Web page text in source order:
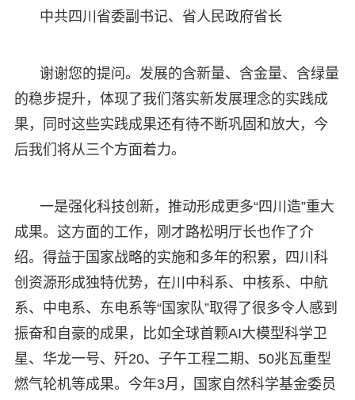
中共四川省委副书记、省人民政府省长
谢谢您的提问。发展的含新量、含金量、含绿量
的稳步提升，体现了我们落实新发展理念的实践成
果，同时这些实践成果还有待不断巩固和放大，今
后我们将从三个方面着力。
一是强化科技创新，推动形成更多“四川造”重大
成果。这方面的工作，刚才路松明厅长也作了介
绍。得益于国家战略的实施和多年的积累，四川科
创资源形成独特优势，在川中科系、中核系、中航
系、中电系、东电系等“国家队”取得了很多令人感到
振奋和自豪的成果，比如全球首颗AI大模型科学卫
星、华龙一号、歼20、子午工程二期、50兆瓦重型
燃气轮机等成果。今年3月，国家自然科学基金委员